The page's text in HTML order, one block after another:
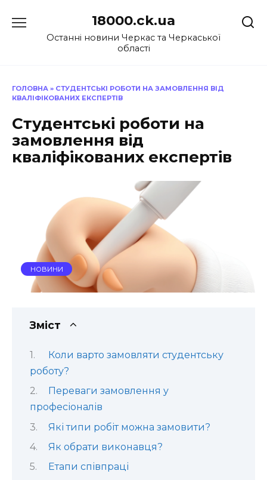
до
18000.ck.ua
Останні новини Черкас та Черкаської
області
ГОЛОВНА » СТУДЕНТСЬКІ РОБОТИ НА ЗАМОВЛЕННЯ ВІД
КВАЛІФІКОВАНИХ ЕКСПЕРТІВ
Студентські роботи на
замовлення від
кваліфікованих експертів
НОВИНИ
Зміст
Коли варто замовляти студентську
роботу?
Переваги замовлення у
професіоналів
Які типи робіт можна замовити?
Як обрати виконавця?
Етапи співпраці